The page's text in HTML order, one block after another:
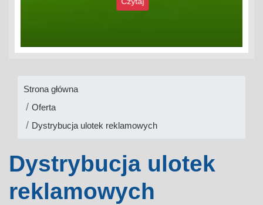
Strona główna
Oferta
Dystrybucja ulotek reklamowych
Dystrybucja ulotek
reklamowych